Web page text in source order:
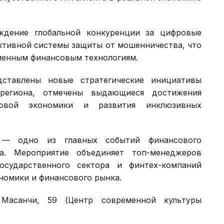
глобальной конкуренции за цифровые
системы защиты от мошенничества, что
финансовым технологиям.
новые стратегические инициативы
отмечены выдающиеся достижения
экономики и развития инклюзивных
одно из главных событий финансового
Мероприятие объединяет топ-менеджеров
сектора и финтех-компаний
и финансового рынка.
59 (Центр современной культуры